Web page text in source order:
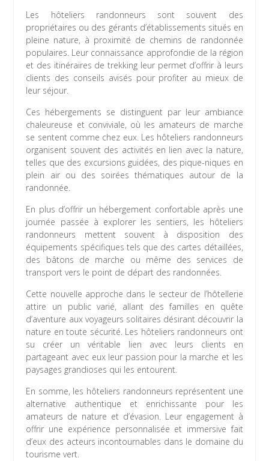
Les hôteliers randonneurs sont souvent des
propriétaires ou des gérants d’établissements situés en
pleine nature, à proximité de chemins de randonnée
populaires. Leur connaissance approfondie de la région
et des itinéraires de trekking leur permet d’offrir à leurs
clients des conseils avisés pour profiter au mieux de
leur séjour.
Ces hébergements se distinguent par leur ambiance
chaleureuse et conviviale, où les amateurs de marche
se sentent comme chez eux. Les hôteliers randonneurs
organisent souvent des activités en lien avec la nature,
telles que des excursions guidées, des pique-niques en
plein air ou des soirées thématiques autour de la
randonnée.
En plus d’offrir un hébergement confortable après une
journée passée à explorer les sentiers, les hôteliers
randonneurs mettent souvent à disposition des
équipements spécifiques tels que des cartes détaillées,
des bâtons de marche ou même des services de
transport vers le point de départ des randonnées.
Cette nouvelle approche dans le secteur de l’hôtellerie
attire un public varié, allant des familles en quête
d’aventure aux voyageurs solitaires désirant découvrir la
nature en toute sécurité. Les hôteliers randonneurs ont
su créer un véritable lien avec leurs clients en
partageant avec eux leur passion pour la marche et les
paysages grandioses qui les entourent.
En somme, les hôteliers randonneurs représentent une
alternative authentique et enrichissante pour les
amateurs de nature et d’évasion. Leur engagement à
offrir une expérience personnalisée et immersive fait
d’eux des acteurs incontournables dans le domaine du
tourisme vert.